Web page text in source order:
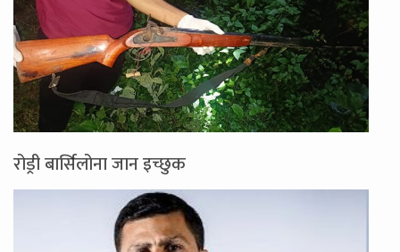
रोड्री बार्सिलोना जान इच्छुक